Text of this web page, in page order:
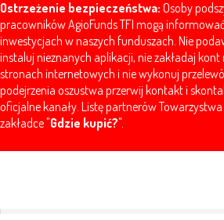
Ostrzeżenie bezpieczeństwa: Osoby
pracowników AgioFunds TFI mogą
inwestycjach w naszych funduszach. Nie
instaluj nieznanych aplikacji, nie zakładaj
stronach internetowych i nie wykonuj
podejrzenia oszustwa przerwij kontakt i
oficjalne kanały. Listę partnerów
zakładce "Gdzie kupić?".